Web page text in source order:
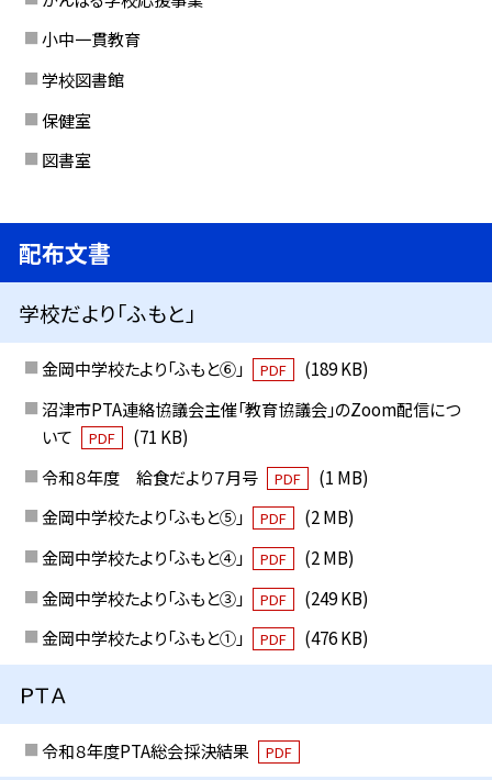
小中一貫教育
学校図書館
保健室
図書室
配布文書
学校だより「ふもと」
金岡中学校たより「ふもと⑥」 PDF
(189 KB)
沼津市PTA連絡協議会主催「教育協議会」のZoom配信につ
いて
PDF
(71 KB)
令和８年度 給食だより７月号
PDF
(1 MB)
金岡中学校たより「ふもと⑤」
PDF
(2 MB)
金岡中学校たより「ふもと④」
PDF
(2 MB)
金岡中学校たより「ふもと③」
PDF
(249 KB)
金岡中学校たより「ふもと①」
PDF (476 KB)
ＰＴＡ
令和８年度PTA総会採決結果 PDF